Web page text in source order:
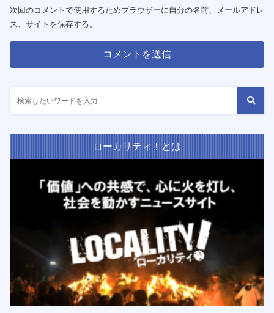
次回のコメントで使用するためブラウザーに自分の名前、メールアドレ
ス、サイトを保存する。
ローカリティ！とは